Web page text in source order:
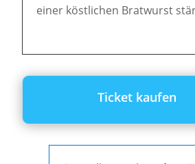
einer köstlichen Bratwurst
Ticket kaufen